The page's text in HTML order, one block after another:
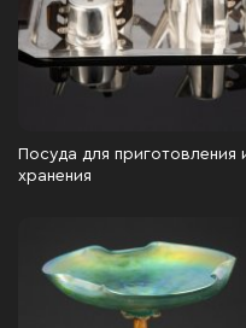
Посуда для приготовления
хранения